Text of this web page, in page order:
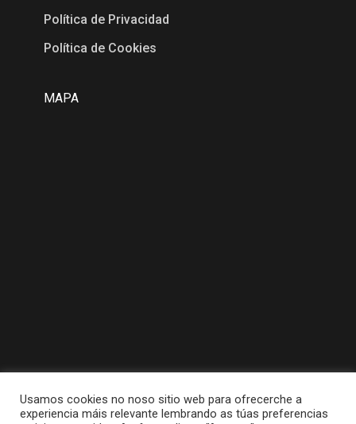
Política de Privacidad
Política de Cookies
MAPA
Usamos cookies no noso sitio web para ofrecerche a
experiencia máis relevante lembrando as túas preferencias